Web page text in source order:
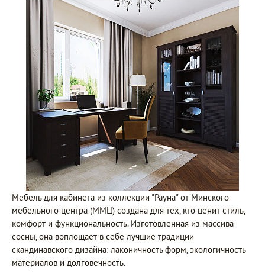
Мебель для кабинета из коллекции "Рауна" от Минского
мебельного центра (ММЦ) создана для тех, кто ценит стиль,
комфорт и функциональность. Изготовленная из массива
сосны, она воплощает в себе лучшие традиции
скандинавского дизайна: лаконичность форм, экологичность
материалов и долговечность.